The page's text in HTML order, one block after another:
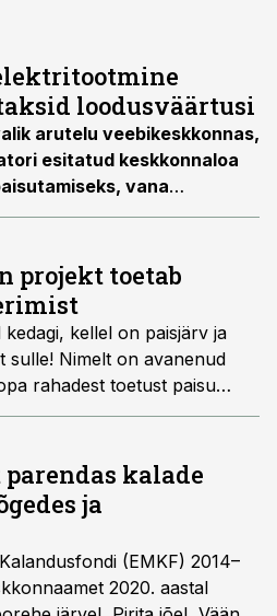
loodusväärtusi
arutelu veebikeskkonnas,
esitatud keskkonnaloa
vana
ja käivitamiseks.
kõige suurema
millest on praegu
vaid kümnendik ehk
suudmeala.
keskkonnaluba
üleeuroopalise
ja pärsiks veekaitse
projekt toetab
kellel on paisjärv ja
sulle! Nimelt on avanenud
rahadest toetust paisu
rändeteede avamiseks läbi
likvideerimise
omanikud tegema muud,
Tanel.Ader@envir.eeteada
leida parima lahenduse!
kalade
ja
(EMKF) 2014–
2020. aastal